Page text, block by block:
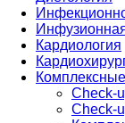
Кардиология
Check-
Check-